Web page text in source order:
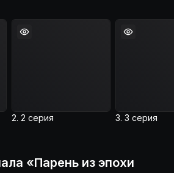
2. 2 серия 3. 3 серия
«Парень из эпохи